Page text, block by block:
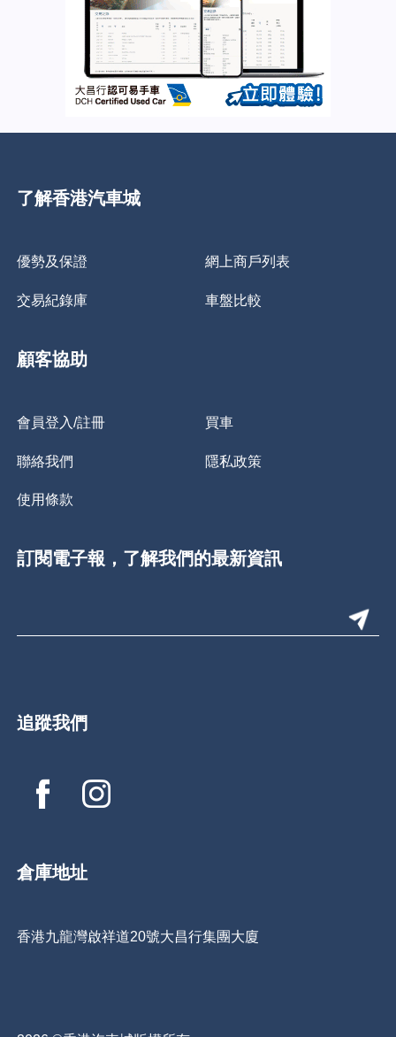
了解香港汽車城
優勢及保證 網上商戶列表
交易紀錄庫 車盤比較
顧客協助
會員登入/註冊 買車
聯絡我們 隱私政策
使用條款
訂閱電子報，了解我們的最新資訊
追蹤我們
倉庫地址
香港九龍灣啟祥道20號大昌行集團大廈